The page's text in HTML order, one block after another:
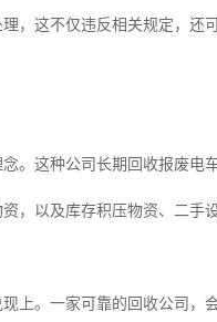
，这不仅违反相关规定，还
。这种公司长期回收报废电
，以及库存积压物资、二手
上。一家可靠的回收公司，